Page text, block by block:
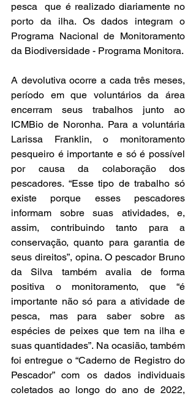
pesca  que é realizado diariamente no
porto da ilha. Os dados integram o
Programa Nacional de Monitoramento
da Biodiversidade - Programa Monitora.
A devolutiva ocorre a cada três meses,
período em que voluntários da área
encerram seus trabalhos junto ao
ICMBio de Noronha. Para a voluntária
Larissa Franklin, o monitoramento
pesqueiro é importante e só é possível
por causa da colaboração dos
pescadores. “Esse tipo de trabalho só
existe porque esses pescadores
informam sobre suas atividades, e,
assim, contribuindo tanto para a
conservação, quanto para garantia de
seus direitos”, opina. O pescador Bruno
da Silva também avalia de forma
positiva o monitoramento, que “é
importante não só para a atividade de
pesca, mas para saber sobre as
espécies de peixes que tem na ilha e
suas quantidades”. Na ocasião, também
foi entregue o “Caderno de Registro do
Pescador” com os dados individuais
coletados ao longo do ano de 2022,